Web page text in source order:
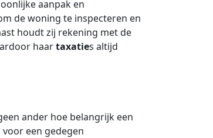
aanpak en
de woning te inspecteren en
houdt zij rekening met de
haartaxaties altijd
ander hoe belangrijk een
een gedegen